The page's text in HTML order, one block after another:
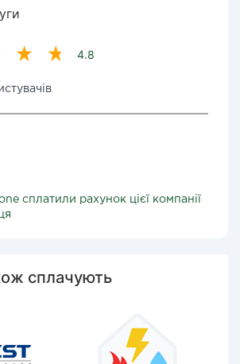
4.8
сплатили рахунок цієї компанії
сплачують